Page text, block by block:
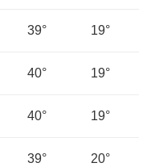
39° 19°
40° 19°
40° 19°
39° 20°